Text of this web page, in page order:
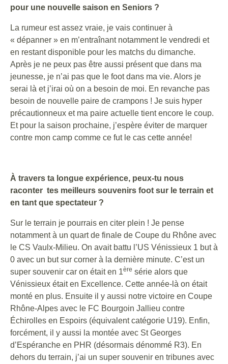
pour une nouvelle saison en Seniors ?
La rumeur est assez vraie, je vais continuer à
« dépanner » en m’entraînant notamment le vendredi et
en restant disponible pour les matchs du dimanche.
Après je ne peux pas être aussi présent que dans ma
jeunesse, je n’ai pas que le foot dans ma vie. Alors je
serai là et j’irai où on a besoin de moi. En revanche pas
besoin de nouvelle paire de crampons ! Je suis hyper
précautionneux et ma paire actuelle tient encore le coup.
Et pour la saison prochaine, j’espère éviter de marquer
contre mon camp comme ce fut le cas cette année!
À travers ta longue expérience, peux-tu nous
raconter tes meilleurs souvenirs foot sur le terrain et
en tant que spectateur ?
Sur le terrain je pourrais en citer plein ! Je pense
notamment à un quart de finale de Coupe du Rhône avec
le CS Vaulx-Milieu. On avait battu l’US Vénissieux 1 but à
0 avec un but sur corner à la dernière minute. C’est un
super souvenir car on était en 1ère série alors que
Vénissieux était en Excellence. Cette année-là on était
monté en plus. Ensuite il y aussi notre victoire en Coupe
Rhône-Alpes avec le FC Bourgoin Jallieu contre
Échirolles en Espoirs (équivalent catégorie U19). Enfin,
forcément, il y aussi la montée avec St Georges
d’Espéranche en PHR (désormais dénommé R3). En
dehors du terrain, j’ai un super souvenir en tribunes avec